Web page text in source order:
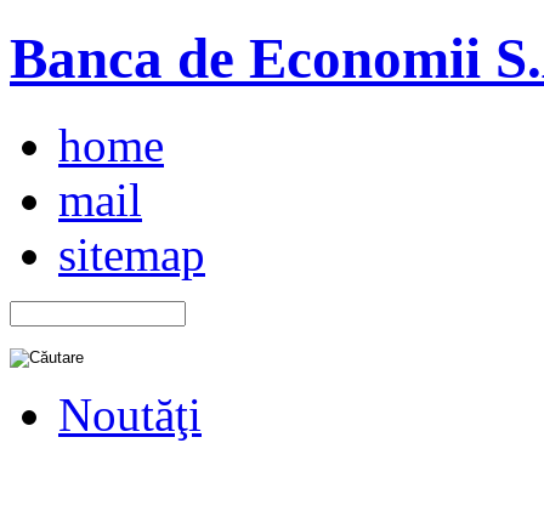
Banca de Economii
home
mail
sitemap
Noutăţi